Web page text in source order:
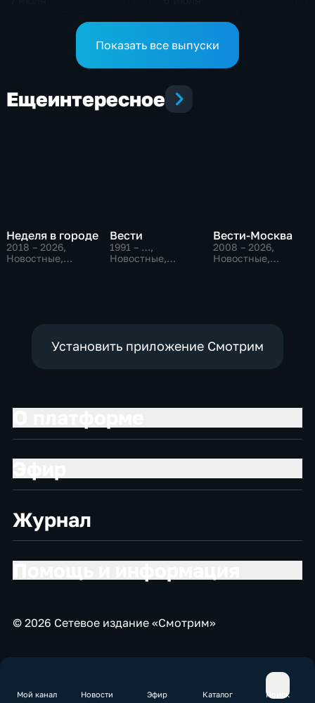
Мой канал Новости Эфир Каталог Поиск
Показать все выпуски
Ещеинтересное
Неделя в городе
2018 – 2026,
Новостные,
Вести
1991 – …,
Новостные,
Вести-Москва
2008 – 2026,
Новостные,
Установить приложение Смотрим
Журнал
© 2026 Сетевое издание «Смотрим»